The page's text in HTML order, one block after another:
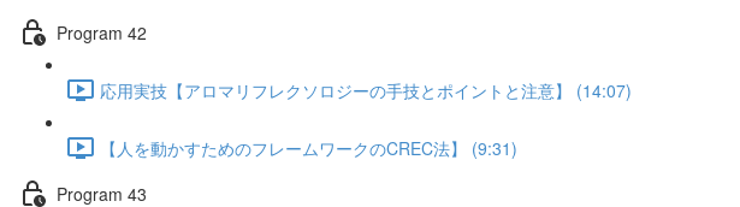
Program 42
応用実技【アロマリフレクソロジーの手技とポイントと注意】 (14:07)
【人を動かすためのフレームワークのCREC法】 (9:31)
Program 43